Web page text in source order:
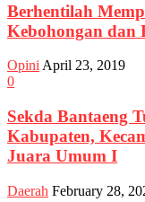
Berhentilah
Kebohongan dan
Opini April 23, 2019
0
Sekda Bantaeng
Kabupaten,
Juara Umum I
Daerah February 28,